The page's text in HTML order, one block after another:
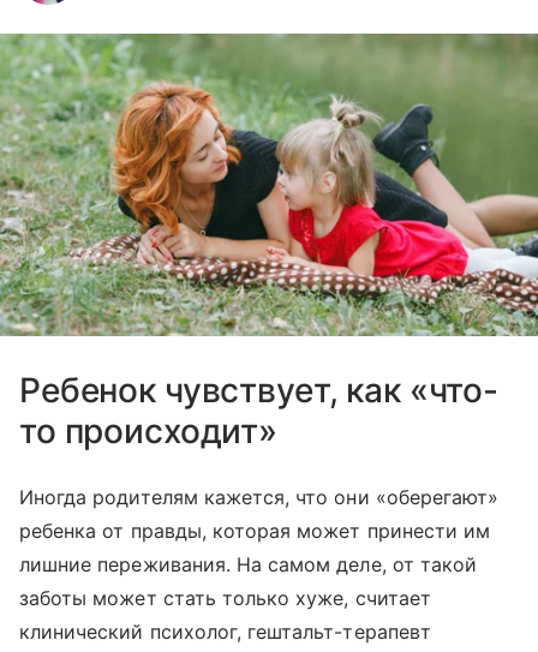
Ребенок чувствует, как «что-
то происходит»
Иногда родителям кажется, что они «оберегают»
ребенка от правды, которая может принести им
лишние переживания. На самом деле, от такой
заботы может стать только хуже, считает
клинический психолог, гештальт-терапевт